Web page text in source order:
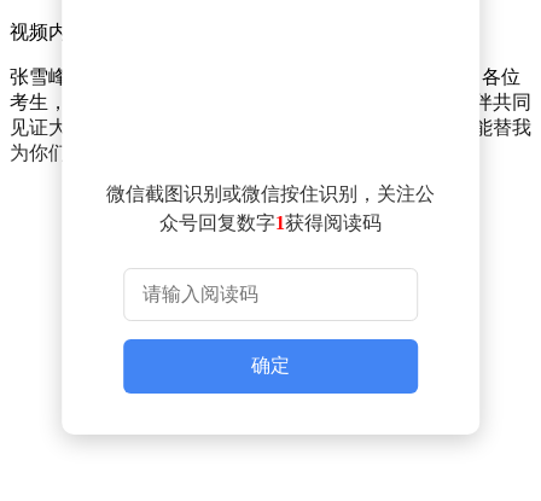
视频内容为张雪峰历年高考祝福内容的合集。
张雪峰团队表示：“约定成习的祝愿，水到渠成的结果。各位
考生，拼搏无需多言，考场自有分晓。就让我们静静陪伴共同
见证大家的旗开得胜日、金榜题名时！愿今夜漫天星光能替我
为你们带去祝福。加油，你一定能考上！”
微信截图识别或微信按住识别，关注公
众号回复数字1获得阅读码
确定